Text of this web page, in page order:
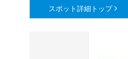
スポット詳細 トップ